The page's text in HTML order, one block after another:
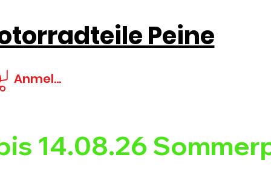
Peine
Anmelden